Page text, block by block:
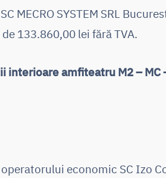
MECRO SYSTEM SRL
133.860,00 lei fără TVA.
interioare amfiteatru M2 – MC
economic SC Izo